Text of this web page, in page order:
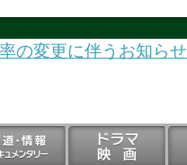
の変更に伴うお知らせ